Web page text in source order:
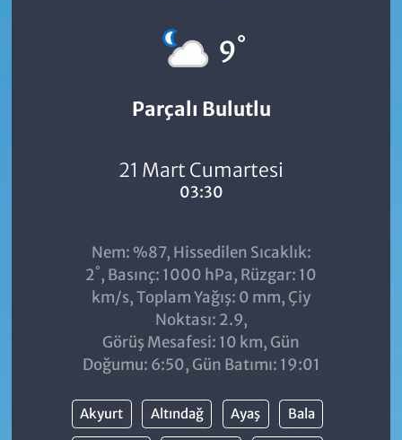
9°
Parçalı Bulutlu
21 Mart Cumartesi
03:30
Nem: %87, Hissedilen Sıcaklık:
2°, Basınç: 1000 hPa, Rüzgar: 10
km/s, Toplam Yağış: 0 mm, Çiy
Noktası: 2.9,
Görüş Mesafesi: 10 km, Gün
Doğumu: 6:50, Gün Batımı: 19:01
Akyurt Altındağ Ayaş Bala